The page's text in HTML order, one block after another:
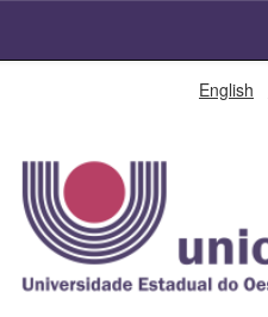
English